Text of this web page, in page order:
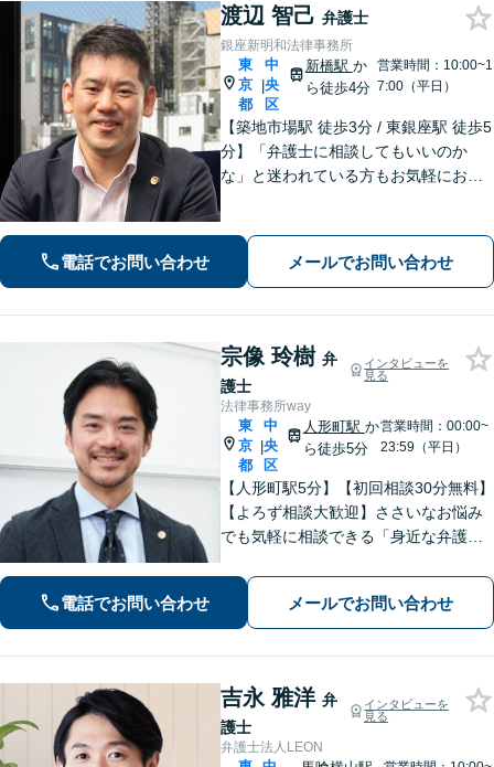
渡辺 智己 弁護士
銀座新明和法律事務所
東
京
都
|
中
央
区
新橋駅 か
ら徒歩4分
営業時間：10:00~1
7:00（平日）
【築地市場駅 徒歩3分 / 東銀座駅 徒歩5
分】「弁護士に相談してもいいのか
な」と迷われている方もお気軽にお問
お伺いいたします。
電話でお問い合わせ メールでお問い合わせ
宗像 玲樹 弁
護士
インタビューを
見る
法律事務所way
東
京
都
|
中
央
区
人形町駅 か
ら徒歩5分
営業時間：00:00~
23:59（平日）
【人形町駅5分】【初回相談30分無料】
【よろず相談大歓迎】ささいなお悩み
でも気軽に相談できる「身近な弁護
お悩みに親身に寄り添い、明るい未来
を歩めるように精一杯サポートいたし
ます。【電話相談対応】【休日・夜間
対応】
電話でお問い合わせ メールでお問い合わせ
吉永 雅洋 弁
護士
インタビューを
見る
弁護士法人LEON